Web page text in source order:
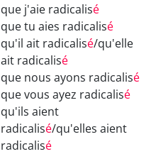
que j'aie radicalisé
que tu aies radicalisé
qu'il ait radicalisé/qu'elle
ait radicalisé
que nous ayons radicalisé
que vous ayez radicalisé
qu'ils aient
radicalisé/qu'elles aient
radicalisé